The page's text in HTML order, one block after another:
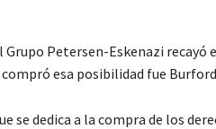
Petersen-Eskenazi recayó
esa posibilidad fue
se dedica a la compra de los